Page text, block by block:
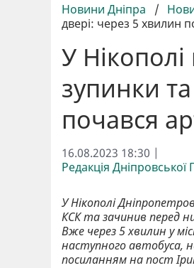
Новини Дніпра /
двері: через 5 хвилин
У
зупинки
почався
16.08.2023 18:30 |
Редакція
У Нікополі
КСК та зачинив перед
Вже через 5 хвилин у
наступного автобуса,
посиланням на пост